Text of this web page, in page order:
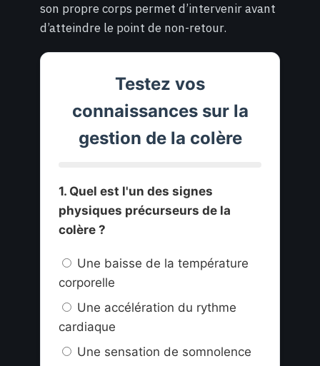
son propre corps permet d’intervenir avant
d’atteindre le point de non-retour.
Testez vos
connaissances sur la
gestion de la colère
1. Quel est l'un des signes
physiques précurseurs de la
colère ?
Une baisse de la température
corporelle
Une accélération du rythme
cardiaque
Une sensation de somnolence